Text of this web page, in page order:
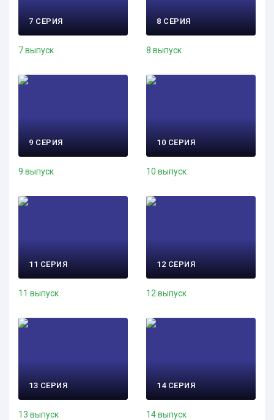
7 СЕРИЯ
7 выпуск
8 СЕРИЯ
8 выпуск
9 СЕРИЯ
9 выпуск
10 СЕРИЯ
10 выпуск
11 СЕРИЯ
11 выпуск
12 СЕРИЯ
12 выпуск
13 СЕРИЯ
13 выпуск
14 СЕРИЯ
14 выпуск